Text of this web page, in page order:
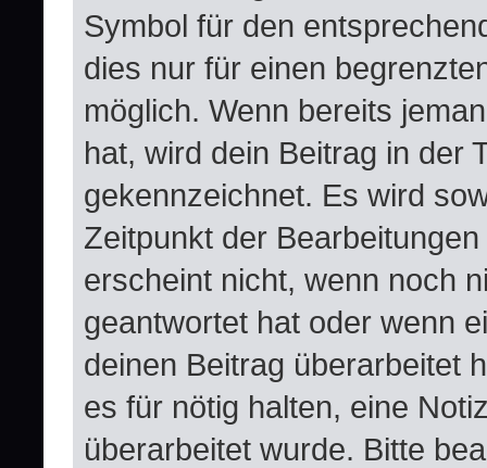
Symbol für den
dies nur für einen
möglich. Wenn bereits
hat, wird dein Beitrag in der
gekennzeichnet. Es wird
Zeitpunkt der
erscheint nicht, wenn noch
geantwortet hat oder wenn
deinen Beitrag überarbeitet
es für nötig halten, eine
überarbeitet wurde. Bitte